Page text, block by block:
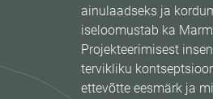
ainulaadseks ja
iseloomustab ka
Projekteerimisest
tervikliku
ettevõtte eesmärk ja